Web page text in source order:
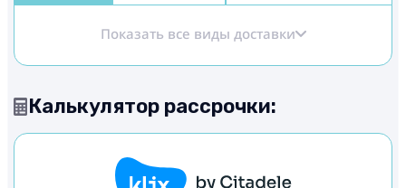
Показать все виды доставки
Калькулятор рассрочки: